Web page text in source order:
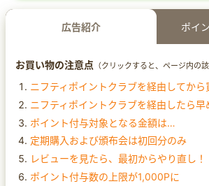
広告紹介 ポイ
お買い物の注意点 （クリックすると、ページ内の
ニフティポイントクラブを経由してから
ニフティポイントクラブを経由したら早
ポイント付与対象となる金額は…
定期購入および頒布会は初回分のみ
レビューを見たら、最初からやり直し！
ポイント付与数の上限が1,000Pに